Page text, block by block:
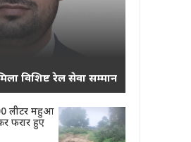
विशिष्ट रेल सेवा सम्मान
लीटर महुआ
फरार हुए